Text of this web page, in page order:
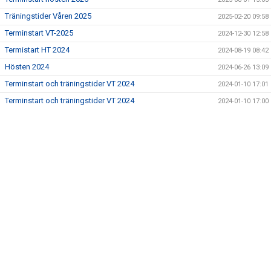
STÄDSCHEMA
Träningstider Våren 2025 2025-02-20 09:58
Terminstart VT-2025 2024-12-30 12:58
Termistart HT 2024 2024-08-19 08:42
Hösten 2024 2024-06-26 13:09
Terminstart och träningstider VT 2024 2024-01-10 17:01
Terminstart och träningstider VT 2024 2024-01-10 17:00